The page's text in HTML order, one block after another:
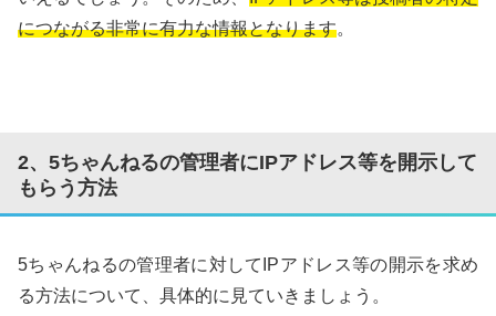
につながる非常に有力な情報となります。
2、5ちゃんねるの管理者にIPアドレス等を開示して
もらう方法
5ちゃんねるの管理者に対してIPアドレス等の開示を求め
る方法について、具体的に見ていきましょう。